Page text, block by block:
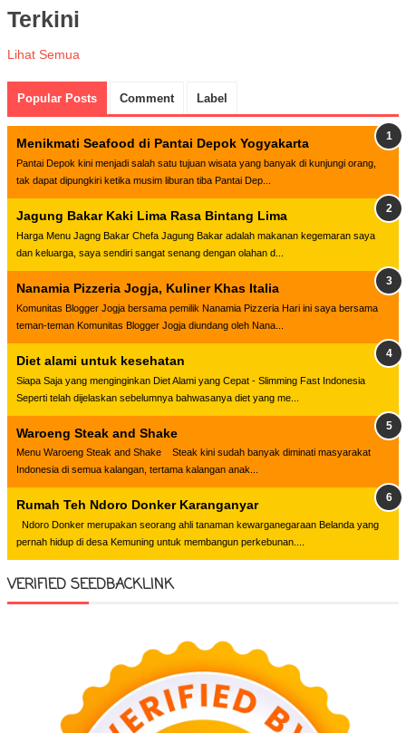
Terkini
Lihat Semua
Popular Posts Comment Label
Menikmati Seafood di Pantai Depok Yogyakarta
Pantai Depok kini menjadi salah satu tujuan wisata yang banyak di kunjungi orang,
tak dapat dipungkiri ketika musim liburan tiba Pantai Dep...
Jagung Bakar Kaki Lima Rasa Bintang Lima
Harga Menu Jagng Bakar Chefa Jagung Bakar adalah makanan kegemaran saya
dan keluarga, saya sendiri sangat senang dengan olahan d...
Nanamia Pizzeria Jogja, Kuliner Khas Italia
Komunitas Blogger Jogja bersama pemilik Nanamia Pizzeria Hari ini saya bersama
teman-teman Komunitas Blogger Jogja diundang oleh Nana...
Diet alami untuk kesehatan
Siapa Saja yang menginginkan Diet Alami yang Cepat - Slimming Fast Indonesia
Seperti telah dijelaskan sebelumnya bahwasanya diet yang me...
Waroeng Steak and Shake
Menu Waroeng Steak and Shake Steak kini sudah banyak diminati masyarakat
Indonesia di semua kalangan, tertama kalangan anak...
Rumah Teh Ndoro Donker Karanganyar
Ndoro Donker merupakan seorang ahli tanaman kewarganegaraan Belanda yang
pernah hidup di desa Kemuning untuk membangun perkebunan....
VERIFIED SEEDBACKLINK